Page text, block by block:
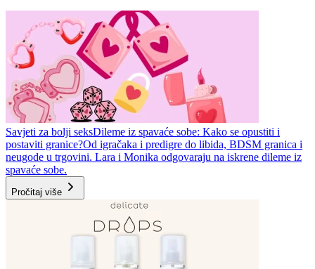
Savjeti za bolji seksDileme iz spavaće sobe: Kako se opustiti i
postaviti granice?Od igračaka i predigre do libida, BDSM granica i
neugode u trgovini. Lara i Monika odgovaraju na iskrene dileme iz
spavaće sobe.
Pročitaj više